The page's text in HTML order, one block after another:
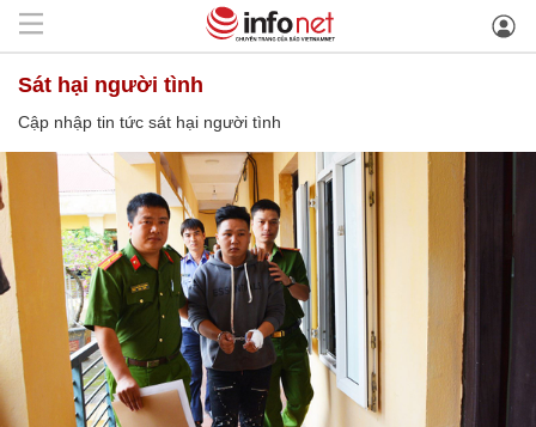
sát hại người tình
Cập nhập tin tức sát hại người tình